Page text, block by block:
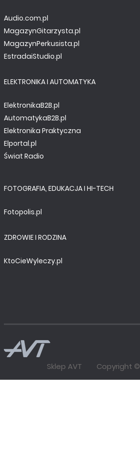
Audio.com.pl
MagazynGitarzysta.pl
MagazynPerkusista.pl
EstradaiStudio.pl
ELEKTRONIKA I AUTOMATYKA
ElektronikaB2B.pl
AutomatykaB2B.pl
Elektronika Praktyczna
Elportal.pl
Świat Radio
FOTOGRAFIA, EDUKACJA I HI-TECH
Fotopolis.pl
ZDROWIE I RODZINA
KtoCieWyleczy.pl
Sklep AVT Copyright ©